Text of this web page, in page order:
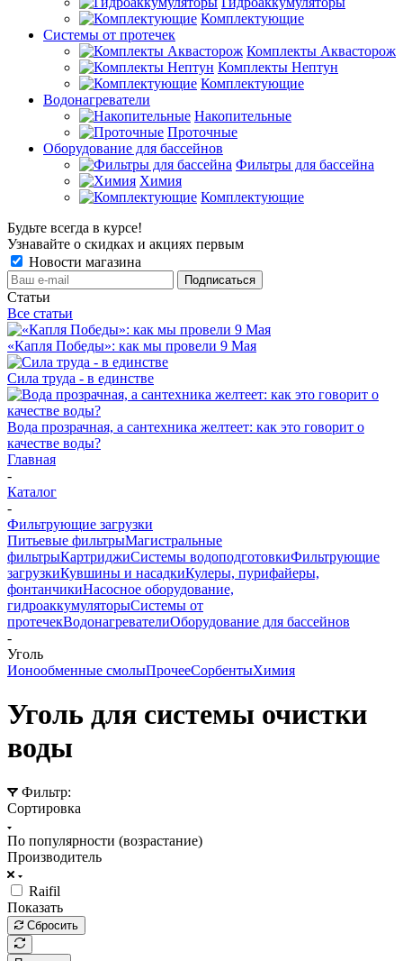
Комплектующие
Системы от протечек
Комплекты Аквасторож
Комплекты Нептун
Комплектующие
Водонагреватели
Накопительные
Проточные
Оборудование для бассейнов
Фильтры для бассейна
Химия
Комплектующие
Будьте всегда в курсе!
Узнавайте о скидках и акциях первым
Новости магазина
Статьи
Все статьи
«Капля Победы»: как мы провели 9 Мая
Сила труда - в единстве
Вода прозрачная, а сантехника желтеет: как это говорит о
качестве воды?
Главная
-
Каталог
-
Фильтрующие загрузки
Питьевые фильтрыМагистральные
фильтрыКартриджиСистемы водоподготовкиФильтрующие
загрузкиКувшины и насадкиКулеры, пурифайеры,
фонтанчикиНасосное оборудование,
гидроаккумуляторыСистемы от
протечекВодонагревателиОборудование для бассейнов
-
Уголь
Ионообменные смолыПрочееСорбентыХимия
Уголь для системы очистки
воды
Фильтр:
Сортировка
По популярности (возрастание)
Производитель
Raifil
Показать
Сбросить